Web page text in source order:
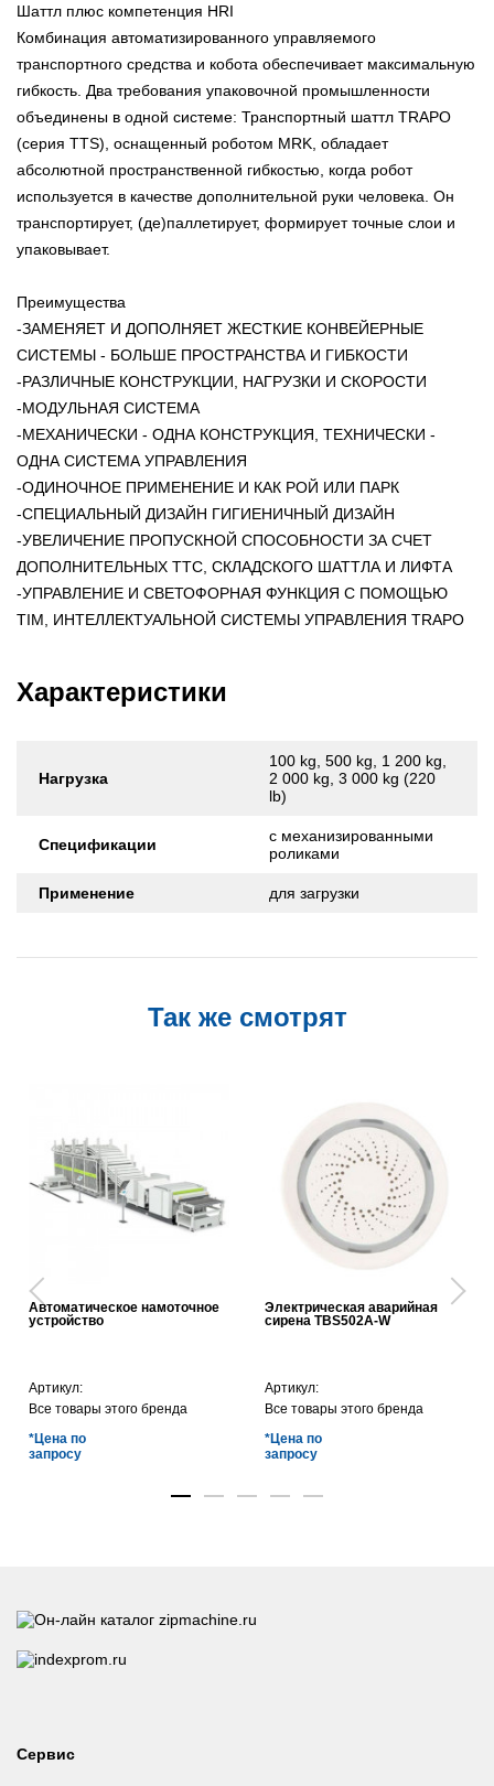
Шаттл плюс компетенция HRI
Комбинация автоматизированного управляемого
транспортного средства и кобота обеспечивает максимальную
гибкость. Два требования упаковочной промышленности
объединены в одной системе: Транспортный шаттл TRAPO
(серия TTS), оснащенный роботом MRK, обладает
абсолютной пространственной гибкостью, когда робот
используется в качестве дополнительной руки человека. Он
транспортирует, (де)паллетирует, формирует точные слои и
упаковывает.
Преимущества
-ЗАМЕНЯЕТ И ДОПОЛНЯЕТ ЖЕСТКИЕ КОНВЕЙЕРНЫЕ
СИСТЕМЫ - БОЛЬШЕ ПРОСТРАНСТВА И ГИБКОСТИ
-РАЗЛИЧНЫЕ КОНСТРУКЦИИ, НАГРУЗКИ И СКОРОСТИ
-МОДУЛЬНАЯ СИСТЕМА
-МЕХАНИЧЕСКИ - ОДНА КОНСТРУКЦИЯ, ТЕХНИЧЕСКИ -
ОДНА СИСТЕМА УПРАВЛЕНИЯ
-ОДИНОЧНОЕ ПРИМЕНЕНИЕ И КАК РОЙ ИЛИ ПАРК
-СПЕЦИАЛЬНЫЙ ДИЗАЙН ГИГИЕНИЧНЫЙ ДИЗАЙН
-УВЕЛИЧЕНИЕ ПРОПУСКНОЙ СПОСОБНОСТИ ЗА СЧЕТ
ДОПОЛНИТЕЛЬНЫХ ТТС, СКЛАДСКОГО ШАТТЛА И ЛИФТА
-УПРАВЛЕНИЕ И СВЕТОФОРНАЯ ФУНКЦИЯ С ПОМОЩЬЮ
TIM, ИНТЕЛЛЕКТУАЛЬНОЙ СИСТЕМЫ УПРАВЛЕНИЯ TRAPO
Характеристики
Нагрузка
100 kg, 500 kg, 1 200 kg,
2 000 kg, 3 000 kg (220
lb)
Спецификации
с механизированными
роликами
Применение для загрузки
Так же смотрят
Автоматическое намоточное
устройство
Артикул:
Все товары этого бренда
*Цена по
запросу
Электрическая аварийная
сирена TBS502A-W
Артикул:
Все товары этого бренда
*Цена по
запросу
Сервис